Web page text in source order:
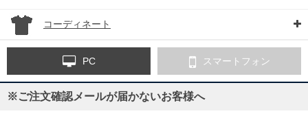
コーディネート
PC スマートフォン
※ご注文確認メールが届かないお客様へ